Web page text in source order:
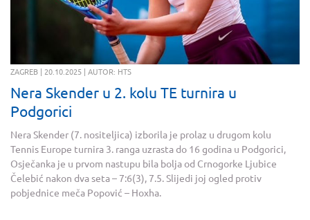
ZAGREB | 20.10.2025 | AUTOR: HTS
Nera Skender u 2. kolu TE turnira u
Podgorici
Nera Skender (7. nositeljica) izborila je prolaz u drugom kolu
Tennis Europe turnira 3. ranga uzrasta do 16 godina u Podgorici,
Osječanka je u prvom nastupu bila bolja od Crnogorke Ljubice
Čelebić nakon dva seta – 7:6(3), 7.5. Slijedi joj ogled protiv
pobjednice meča Popović – Hoxha.